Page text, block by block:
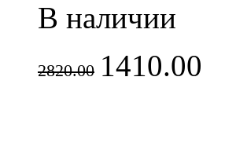
В наличии
2820.00 1410.00